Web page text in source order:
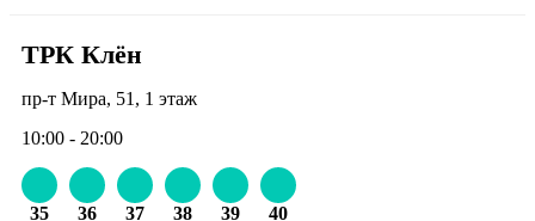
ТРК Клён
пр-т Мира, 51, 1 этаж
10:00 - 20:00
35 36 37 38 39 40